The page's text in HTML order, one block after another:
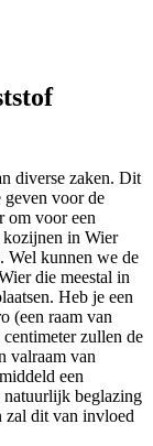
diverse zaken. Dit
geven voor de
om voor een
in Wier
Wel kunnen we de
die meestal in
Heb je een
(een raam van
zullen de
valraam van
een
beglazing
zal dit van invloed